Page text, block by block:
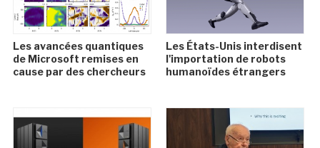
Les avancées quantiques
de Microsoft remises en
cause par des chercheurs
Les États-Unis interdisent
l'importation de robots
humanoïdes étrangers